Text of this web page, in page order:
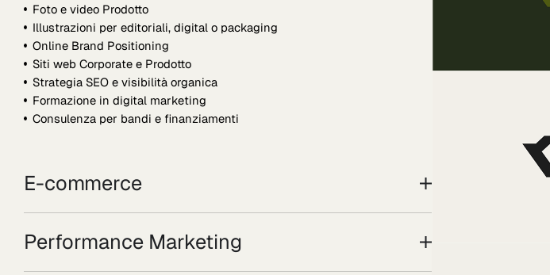
Foto e video Prodotto
Illustrazioni per editoriali, digital o packaging
Online Brand Positioning
Siti web Corporate e Prodotto
Strategia SEO e visibilità organica
Formazione in digital marketing
Consulenza per bandi e finanziamenti
E-commerce
Performance Marketing